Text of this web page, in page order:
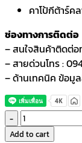
คาโป้กีต้าร์ค
ช่องทางการติดต่อ
– สนใจสินค้าติดต่อ
– สายด่วนโทร :
– ด้านเทคนิค ข้อมู
Dadi
คา
Add to cart